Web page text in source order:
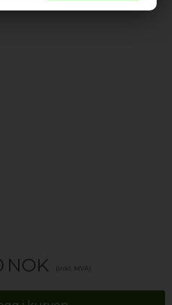
NOK (inkl. MVA)